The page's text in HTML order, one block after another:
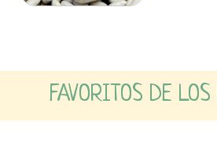
FAVORITOS DE LOS